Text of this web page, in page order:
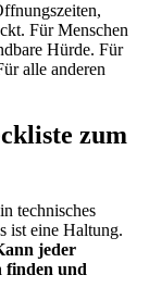
Für Menschen
Hürde. Für
alle anderen
zum
technisches
ist eine Haltung.
jeder
finden und